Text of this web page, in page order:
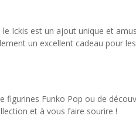
Ickis est un ajout unique et
un excellent cadeau pour
Funko Pop ou de
et à vous faire sourire !